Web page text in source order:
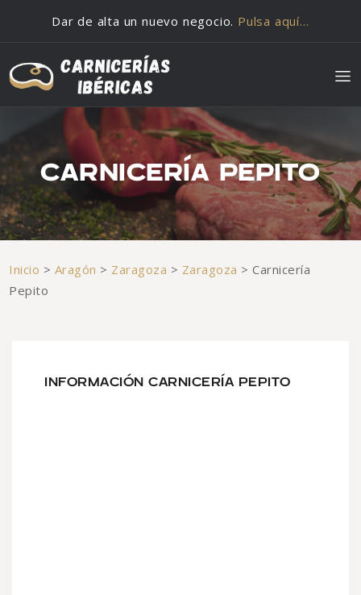
Dar de alta un nuevo negocio. Pulsa aquí…
CARNICERÍA PEPITO
Inicio > Aragón > Zaragoza > Zaragoza >Carnicería
Pepito
INFORMACIÓN CARNICERÍA PEPITO